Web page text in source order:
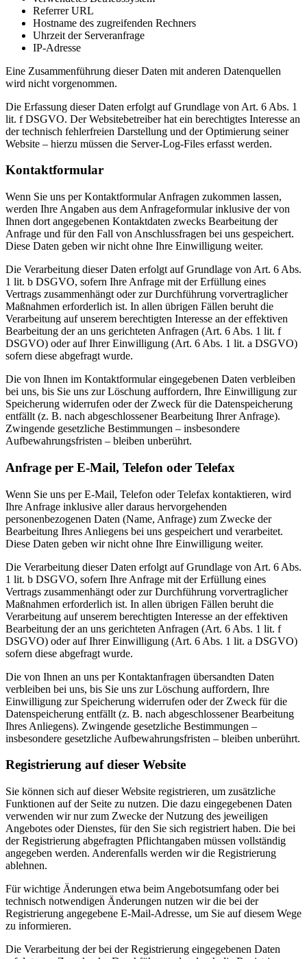
Referrer URL
Hostname des zugreifenden Rechners
Uhrzeit der Serveranfrage
IP-Adresse
Eine Zusammenführung dieser Daten mit anderen Datenquellen
wird nicht vorgenommen.
Die Erfassung dieser Daten erfolgt auf Grundlage von Art. 6 Abs. 1
lit. f DSGVO. Der Websitebetreiber hat ein berechtigtes Interesse an
der technisch fehlerfreien Darstellung und der Optimierung seiner
Website – hierzu müssen die Server-Log-Files erfasst werden.
Kontaktformular
Wenn Sie uns per Kontaktformular Anfragen zukommen lassen,
werden Ihre Angaben aus dem Anfrageformular inklusive der von
Ihnen dort angegebenen Kontaktdaten zwecks Bearbeitung der
Anfrage und für den Fall von Anschlussfragen bei uns gespeichert.
Diese Daten geben wir nicht ohne Ihre Einwilligung weiter.
Die Verarbeitung dieser Daten erfolgt auf Grundlage von Art. 6 Abs.
1 lit. b DSGVO, sofern Ihre Anfrage mit der Erfüllung eines
Vertrags zusammenhängt oder zur Durchführung vorvertraglicher
Maßnahmen erforderlich ist. In allen übrigen Fällen beruht die
Verarbeitung auf unserem berechtigten Interesse an der effektiven
Bearbeitung der an uns gerichteten Anfragen (Art. 6 Abs. 1 lit. f
DSGVO) oder auf Ihrer Einwilligung (Art. 6 Abs. 1 lit. a DSGVO)
sofern diese abgefragt wurde.
Die von Ihnen im Kontaktformular eingegebenen Daten verbleiben
bei uns, bis Sie uns zur Löschung auffordern, Ihre Einwilligung zur
Speicherung widerrufen oder der Zweck für die Datenspeicherung
entfällt (z. B. nach abgeschlossener Bearbeitung Ihrer Anfrage).
Zwingende gesetzliche Bestimmungen – insbesondere
Aufbewahrungsfristen – bleiben unberührt.
Anfrage per E-Mail, Telefon oder Telefax
Wenn Sie uns per E-Mail, Telefon oder Telefax kontaktieren, wird
Ihre Anfrage inklusive aller daraus hervorgehenden
personenbezogenen Daten (Name, Anfrage) zum Zwecke der
Bearbeitung Ihres Anliegens bei uns gespeichert und verarbeitet.
Diese Daten geben wir nicht ohne Ihre Einwilligung weiter.
Die Verarbeitung dieser Daten erfolgt auf Grundlage von Art. 6 Abs.
1 lit. b DSGVO, sofern Ihre Anfrage mit der Erfüllung eines
Vertrags zusammenhängt oder zur Durchführung vorvertraglicher
Maßnahmen erforderlich ist. In allen übrigen Fällen beruht die
Verarbeitung auf unserem berechtigten Interesse an der effektiven
Bearbeitung der an uns gerichteten Anfragen (Art. 6 Abs. 1 lit. f
DSGVO) oder auf Ihrer Einwilligung (Art. 6 Abs. 1 lit. a DSGVO)
sofern diese abgefragt wurde.
Die von Ihnen an uns per Kontaktanfragen übersandten Daten
verbleiben bei uns, bis Sie uns zur Löschung auffordern, Ihre
Einwilligung zur Speicherung widerrufen oder der Zweck für die
Datenspeicherung entfällt (z. B. nach abgeschlossener Bearbeitung
Ihres Anliegens). Zwingende gesetzliche Bestimmungen –
insbesondere gesetzliche Aufbewahrungsfristen – bleiben unberührt.
Registrierung auf dieser Website
Sie können sich auf dieser Website registrieren, um zusätzliche
Funktionen auf der Seite zu nutzen. Die dazu eingegebenen Daten
verwenden wir nur zum Zwecke der Nutzung des jeweiligen
Angebotes oder Dienstes, für den Sie sich registriert haben. Die bei
der Registrierung abgefragten Pflichtangaben müssen vollständig
angegeben werden. Anderenfalls werden wir die Registrierung
ablehnen.
Für wichtige Änderungen etwa beim Angebotsumfang oder bei
technisch notwendigen Änderungen nutzen wir die bei der
Registrierung angegebene E-Mail-Adresse, um Sie auf diesem Wege
zu informieren.
Die Verarbeitung der bei der Registrierung eingegebenen Daten